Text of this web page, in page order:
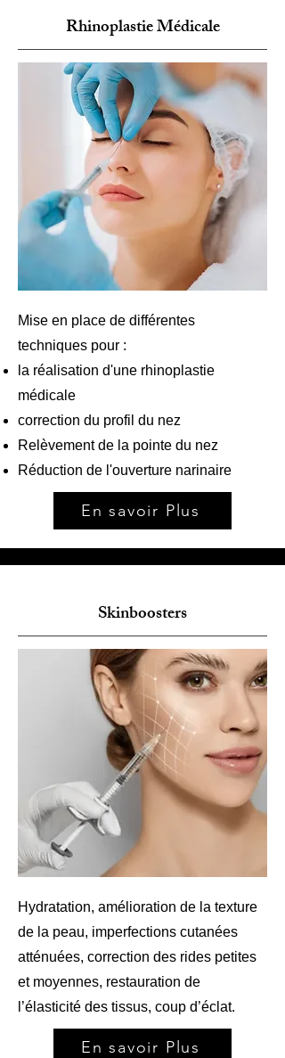
Rhinoplastie Médicale
Mise en place de différentes
techniques pour :
la réalisation d'une rhinoplastie
médicale
correction du profil du nez
Relèvement de la pointe du nez
Réduction de l'ouverture narinaire
En savoir Plus
Skinboosters
Hydratation, amélioration de la texture
de la peau, imperfections cutanées
atténuées, correction des rides petites
et moyennes, restauration de
l’élasticité des tissus, coup d’éclat.
En savoir Plus